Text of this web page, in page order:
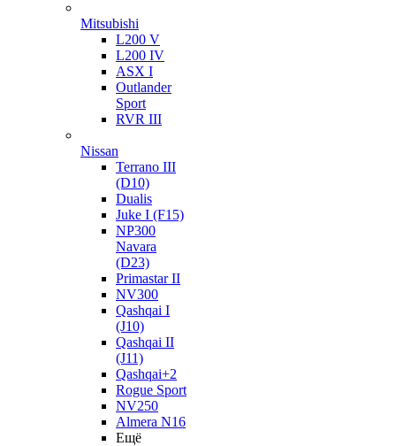
Mitsubishi
L200 V
L200 IV
ASX I
Outlander
Sport
RVR III
Nissan
Terrano III
(D10)
Dualis
Juke I (F15)
NP300
Navara
(D23)
Primastar II
NV300
Qashqai I
(J10)
Qashqai II
(J11)
Qashqai+2
Rogue Sport
NV250
Almera N16
Ещё